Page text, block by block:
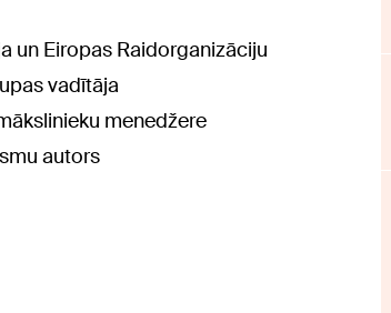
un Eiropas Raidorganizāciju
vadītāja
menedžere
autors